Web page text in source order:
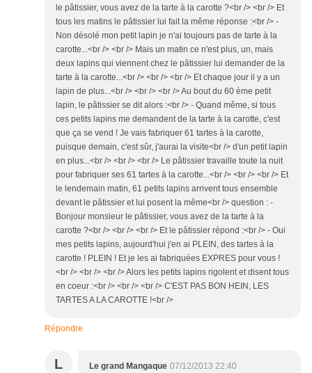
le pâtissier, vous avez de la tarte à la carotte ?<br /> <br /> Et
tous les matins le pâtissier lui fait la même réponse :<br /> -
Non désolé mon petit lapin je n'ai toujours pas de tarte à la
carotte...<br /> <br /> Mais un matin ce n'est plus, un, mais
deux lapins qui viennent chez le pâtissier lui demander de la
tarte à la carotte...<br /> <br /> <br /> Et chaque jour il y a un
lapin de plus...<br /> <br /> <br /> Au bout du 60 ème petit
lapin, le pâtissier se dit alors :<br /> - Quand même, si tous
ces petits lapins me demandent de la tarte à la carotte, c'est
que ça se vend ! Je vais fabriquer 61 tartes à la carotte,
puisque demain, c'est sûr, j'aurai la visite<br /> d'un petit lapin
en plus...<br /> <br /> <br /> Le pâtissier travaille toute la nuit
pour fabriquer ses 61 tartes à la carotte...<br /> <br /> <br /> Et
le lendemain matin, 61 petits lapins arrivent tous ensemble
devant le pâtissier et lui posent la même<br /> question : -
Bonjour monsieur le pâtissier, vous avez de la tarte à la
carotte ?<br /> <br /> <br /> Et le pâtissier répond :<br /> - Oui
mes petits lapins, aujourd'hui j'en ai PLEIN, des tartes à la
carotte ! PLEIN ! Et je les ai fabriquées EXPRES pour vous !
<br /> <br /> <br /> Alors les petits lapins rigolent et disent tous
en coeur :<br /> <br /> <br /> C'EST PAS BON HEIN, LES
TARTES A LA CAROTTE !<br />
Répondre
L Le grand Mangaque 07/12/2013 22:40